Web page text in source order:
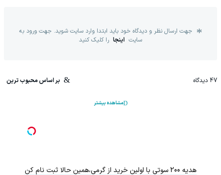
جهت ارسال نظر و دیدگاه خود باید ابتدا وارد سایت شوید. جهت ورود به
سایت اینجا را کلیک کنید
47 دیدگاه بر اساس محبوب ترین
مشاهده بیشتر
هدیه 200 سوتی با اولین خرید از گرمی،همین حالا ثبت نام کن